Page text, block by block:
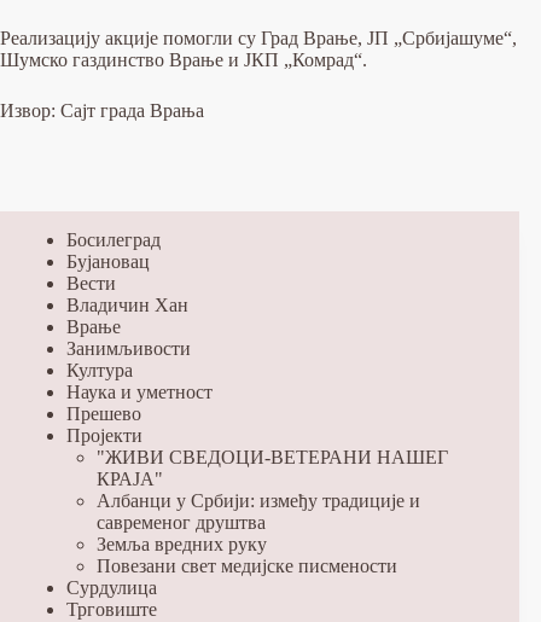
Реализацију акције помогли су Град Врање, ЈП „Србијашуме“,
Шумско газдинство Врање и ЈКП „Комрад“.
Извор: Сајт града Врања
Босилеград
Бујановац
Вести
Владичин Хан
Врање
Занимљивости
Култура
Наука и уметност
Прешево
Пројекти
"ЖИВИ СВЕДОЦИ-ВЕТЕРАНИ НАШЕГ
КРАЈА"
Албанци у Србији: између традиције и
савременог друштва
Земља вредних руку
Повезани свет медијске писмености
Сурдулица
Трговиште